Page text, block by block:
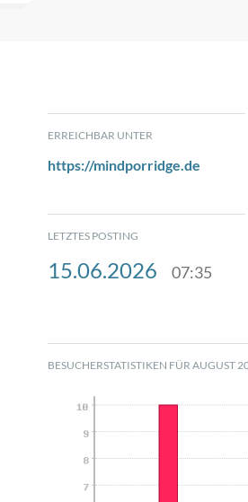
ERREICHBAR UNTER
https://mindporridge.de
LETZTES POSTING
15.06.2026 07:35
BESUCHERSTATISTIKEN FÜR AUGUST